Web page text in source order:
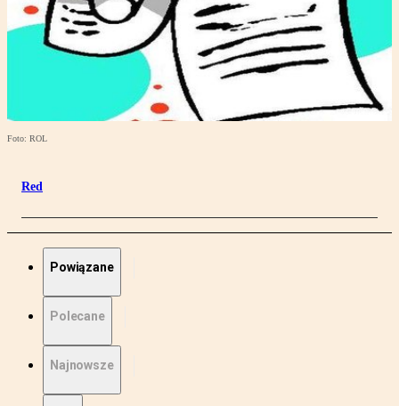
Foto: ROL
Red
Powiązane
Polecane
Najnowsze